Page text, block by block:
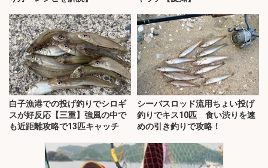
白子漁港での投げ釣りでシロギ
スが好反応【三重】強風の中で
も近距離攻略で13匹キャッチ
シーバスロッド流用ちょい投げ
釣りでキス10匹 食い渋りを速
めの引き釣りで攻略！